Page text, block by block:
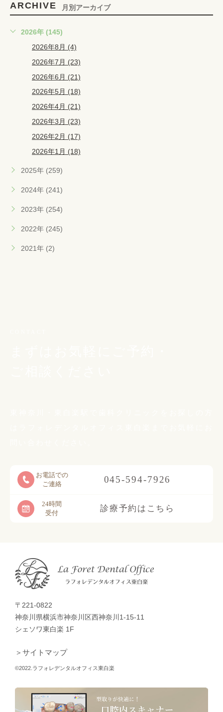
ARCHIVE 月別アーカイブ
2026年 (145)
2026年8月 (4)
2026年7月 (23)
2026年6月 (21)
2026年5月 (18)
2026年4月 (21)
2026年3月 (23)
2026年2月 (17)
2026年1月 (18)
2025年 (259)
2024年 (241)
2023年 (254)
2022年 (245)
2021年 (2)
お電話での
ご連絡
045-594-7926
24時間
受付
診療予約はこちら
〒221-0822
神奈川県横浜市神奈川区西神奈川1-15-11
シェソワ東白楽 1F
＞サイトマップ
©2022.ラフォレデンタルオフィス東白楽